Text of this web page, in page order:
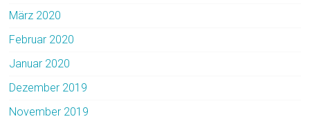
März 2020
Februar 2020
Januar 2020
Dezember 2019
November 2019